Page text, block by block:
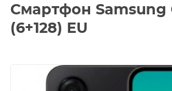
Смартфон Samsung
(6+128) EU